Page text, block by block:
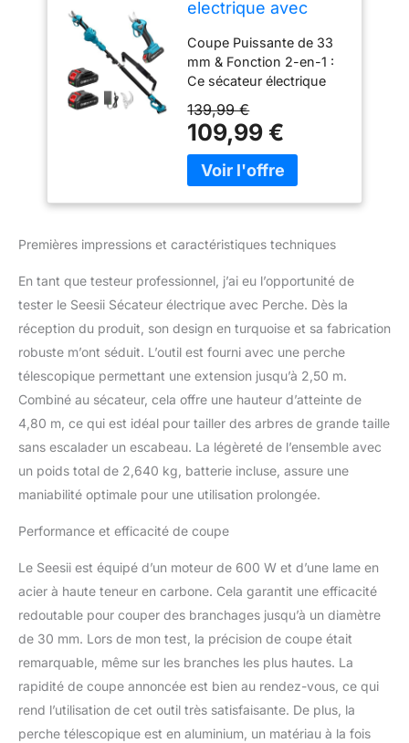
electrique avec
4,6 m, Secateur
Telescopique
Electrique &
Sécateur à Batterie
2-en-1, 33 mm
Sécateur Électrique
sans fil, 2x2.0 Ah
Batteries, 600 W
Moteur Sans Balai
Coupe Puissante de 33
mm & Fonction 2-en-1 :
Ce sécateur électrique
coupe impressionnante
jusqu’à 33 mm avec une
fonction perche
télescopique, idéale pour
hauteur. Grâce à sa lame
SK5 en acier à haute
teneur en carbone, il
offre une coupe nette,
durable et résistante à la
rouille. Léger et bien
équilibré, il permet une
utilisation à une main
sans effort, tout en
réduisant la fatigue des
bras et poignets
Sécateur Électrique
Multifonctionnel
Télescopique: Le
est équipé d'une tige
d'extension de 2,4 m de
risque de grimper sur
des échelles. La perche
télescopique s'étend de
4,9FT à 9FT jusqu'à
15FT de haut. La perche
télescopique répond à
vos besoins lors de la
taille des branches
139,99 €
109,99 €
Premières impressions et caractéristiques techniques
En tant que testeur professionnel, j’ai eu l’opportunité de
tester le Seesii Sécateur électrique avec Perche. Dès la
réception du produit, son design en turquoise et sa fabrication
robuste m’ont séduit. L’outil est fourni avec une perche
télescopique permettant une extension jusqu’à 2,50 m.
Combiné au sécateur, cela offre une hauteur d’atteinte de
4,80 m, ce qui est idéal pour tailler des arbres de grande taille
sans escalader un escabeau. La légèreté de l’ensemble avec
un poids total de 2,640 kg, batterie incluse, assure une
maniabilité optimale pour une utilisation prolongée.
Performance et efficacité de coupe
Le Seesii est équipé d’un moteur de 600 W et d’une lame en
acier à haute teneur en carbone. Cela garantit une efficacité
redoutable pour couper des branchages jusqu’à un diamètre
de 30 mm. Lors de mon test, la précision de coupe était
remarquable, même sur les branches les plus hautes. La
rapidité de coupe annoncée est bien au rendez-vous, ce qui
rend l’utilisation de cet outil très satisfaisante. De plus, la
perche télescopique est en aluminium, un matériau à la fois